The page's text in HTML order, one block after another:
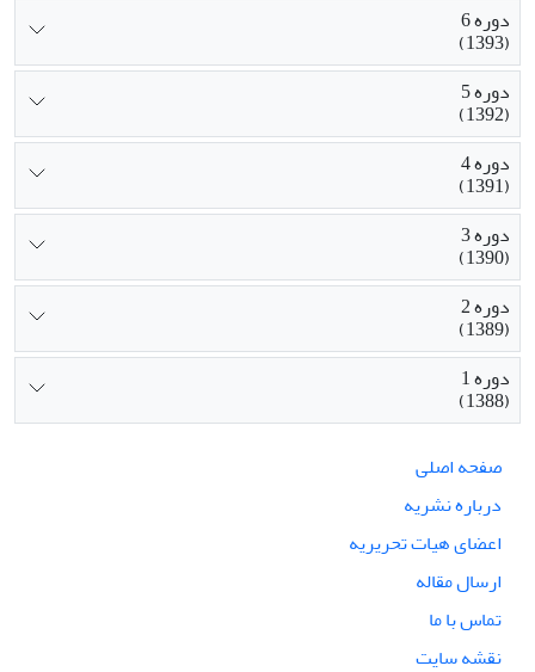
دوره 6
(1393)
دوره 5
(1392)
دوره 4
(1391)
دوره 3
(1390)
دوره 2
(1389)
دوره 1
(1388)
صفحه اصلی
درباره نشریه
اعضای هیات تحریریه
ارسال مقاله
تماس با ما
نقشه سایت